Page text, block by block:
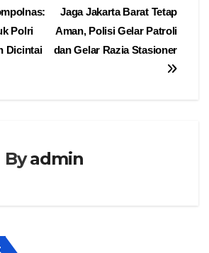
Jaga Jakarta Barat Tetap
Aman, Polisi Gelar Patroli
dan Gelar Razia Stasioner
Polri
Dicintai
Byadmin